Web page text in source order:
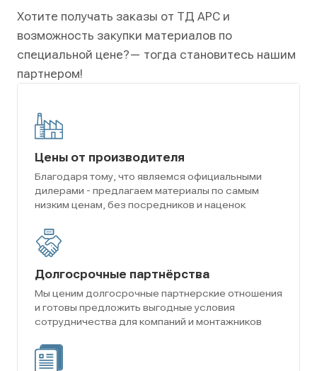
Хотите получать заказы от ТД АРС и
возможность закупки материалов по
специальной цене?— тогда становитесь нашим
партнером!
Цены от производителя
Благодаря тому, что являемся официальными
дилерами - предлагаем материалы по самым
низким ценам, без посредников и наценок
Долгосрочные партнёрства
Мы ценим долгосрочные партнерские отношения
и готовы предложить выгодные условия
сотрудничества для компаний и монтажников